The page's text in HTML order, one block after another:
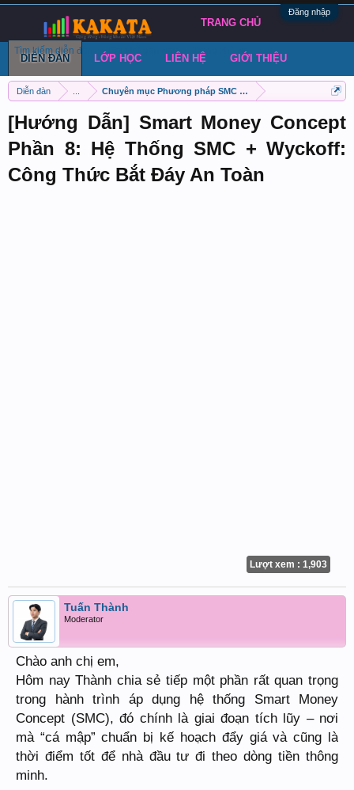
Đăng nhập
Diễn đàn Chuyên mục Phương pháp SMC (Smart Money Concept)
[Hướng Dẫn] Smart Money Concept
Phần 8: Hệ Thống SMC + Wyckoff:
Công Thức Bắt Đáy An Toàn
Lượt xem : 1,903
Tuấn Thành
Moderator
Chào anh chị em,
Hôm nay Thành chia sẻ tiếp một phần rất quan trọng
trong hành trình áp dụng hệ thống Smart Money
Concept (SMC), đó chính là giai đoạn tích lũy – nơi
mà “cá mập” chuẩn bị kế hoạch đẩy giá và cũng là
thời điểm tốt để nhà đầu tư đi theo dòng tiền thông
minh.
TRANG CHỦ
DIỄN ĐÀN
Tìm kiếm diễn đàn Bài viết gần đây Đăng chủ đề
LỚP HỌC LIÊN HỆ GIỚI THIỆU